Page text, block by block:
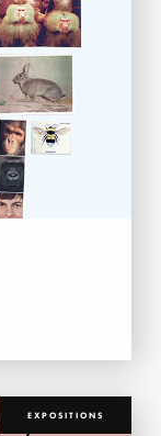
EXPOSITIONS